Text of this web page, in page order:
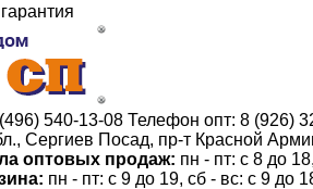
гарантия
540-13-08 Телефон опт: 8 (926)
Сергиев Посад, пр-т Красной
оптовых продаж: пн - пт: с 8 до
пн - пт: с 9 до 19, сб - вс: с 9 до